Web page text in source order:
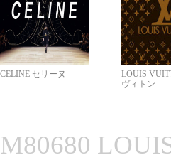
CELINE セリーヌ
LOUIS
ヴィトン
M80680